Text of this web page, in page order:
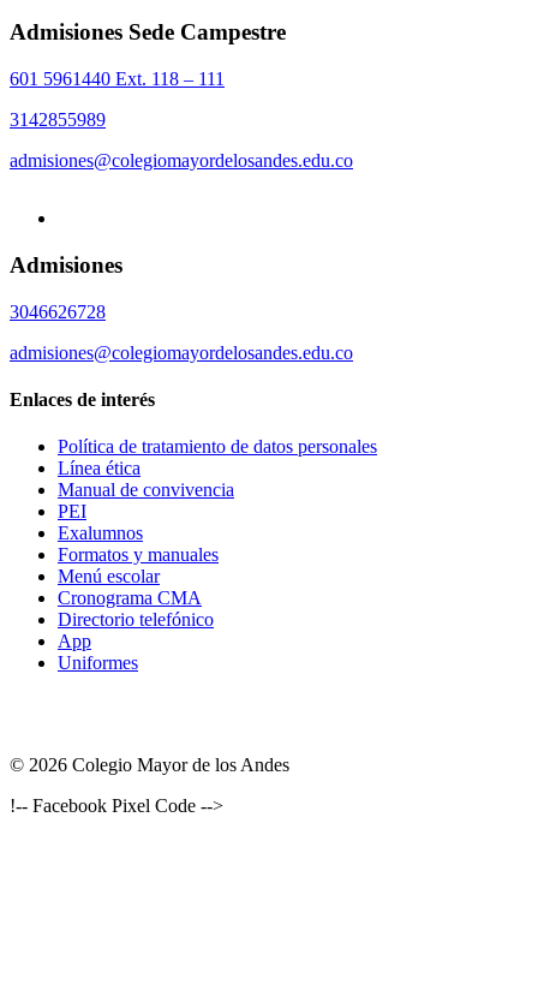
Admisiones Sede Campestre
601 5961440 Ext. 118 – 111
3142855989
admisiones@colegiomayordelosandes.edu.co
Admisiones
3046626728
admisiones@colegiomayordelosandes.edu.co
Enlaces de interés
Política de tratamiento de datos personales
Línea ética
Manual de convivencia
PEI
Exalumnos
Formatos y manuales
Menú escolar
Cronograma CMA
Directorio telefónico
App
Uniformes
© 2026 Colegio Mayor de los Andes
!-- Facebook Pixel Code -->